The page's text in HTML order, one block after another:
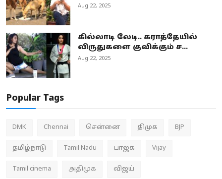
Aug 22, 2025
கில்லாடி லேடி.. கராத்தேயில்
விருதுகளை குவிக்கும் ச...
Aug 22, 2025
Popular Tags
DMK Chennai சென்னை திமுக BJP
தமிழ்நாடு Tamil Nadu பாஜக Vijay
Tamil cinema அதிமுக விஜய்